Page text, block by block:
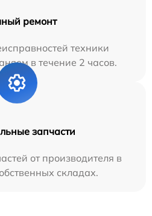
ремонт
техники
в течение 2 часов.
запчасти
от производителя в
складах.